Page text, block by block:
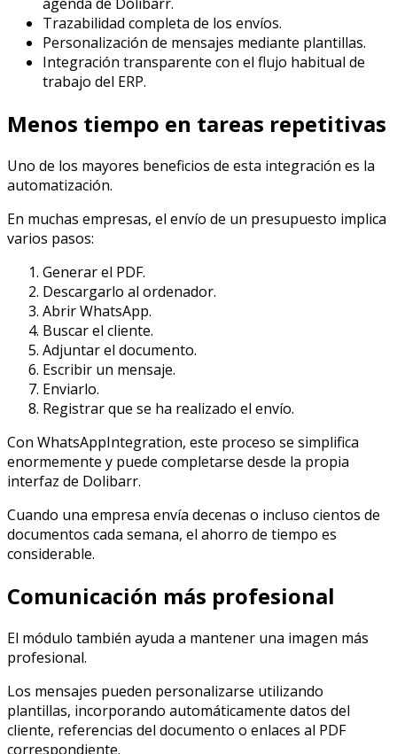
Trazabilidad completa de los envíos.
Personalización de mensajes mediante plantillas.
Integración transparente con el flujo habitual de
trabajo del ERP.
Menos tiempo en tareas repetitivas
Uno de los mayores beneficios de esta integración es la
automatización.
En muchas empresas, el envío de un presupuesto implica
varios pasos:
Generar el PDF.
Descargarlo al ordenador.
Abrir WhatsApp.
Buscar el cliente.
Adjuntar el documento.
Escribir un mensaje.
Enviarlo.
Registrar que se ha realizado el envío.
Con WhatsAppIntegration, este proceso se simplifica
enormemente y puede completarse desde la propia
interfaz de Dolibarr.
Cuando una empresa envía decenas o incluso cientos de
documentos cada semana, el ahorro de tiempo es
considerable.
Comunicación más profesional
El módulo también ayuda a mantener una imagen más
profesional.
Los mensajes pueden personalizarse utilizando
plantillas, incorporando automáticamente datos del
cliente, referencias del documento o enlaces al PDF
correspondiente.